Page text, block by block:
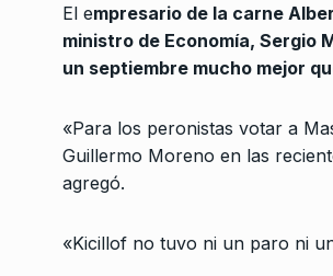
El empresario de la carne
ministro de Economía, Sergio
un septiembre mucho mejor
«Para los peronistas votar a
Guillermo Moreno en las
agregó.
«Kicillof no tuvo ni un paro ni
2024
Ojo
3